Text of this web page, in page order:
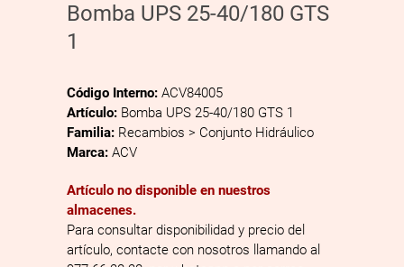
Bomba UPS 25-40/180 GTS
1
Código Interno: ACV84005
Artículo: Bomba UPS 25-40/180 GTS 1
Familia: Recambios > Conjunto Hidráulico
Marca: ACV
Artículo no disponible en nuestros
almacenes.
Para consultar disponibilidad y precio del
artículo, contacte con nosotros llamando al